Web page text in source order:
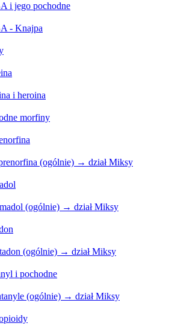
jego pochodne
Knajpa
i heroina
morfiny
(ogólnie) → dział Miksy
(ogólnie) → dział Miksy
(ogólnie) → dział Miksy
i pochodne
(ogólnie) → dział Miksy